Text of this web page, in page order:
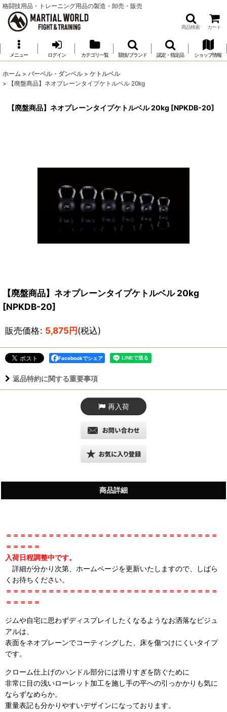
格闘技用品・トレーニング用品の製造・卸売・販売
商品検索 カート
メニュー ログイン カテゴリ一覧 競技/ブランド 認定・指定品 ショップ情報
ホーム > バーベル・ダンベル > ケトルベル
>
【廃盤商品】ネオプレーンタイプケトルベル 20kg
【廃盤商品】ネオプレーンタイプケトルベル 20kg [NPKDB-20]
【廃盤商品】ネオプレーンタイプケトルベル 20kg
[NPKDB-20]
販売価格: 5,875円(税込)
Facebookでシェア
返品特約に関する重要事項
再入荷
商品詳細
＝＝＝＝＝＝＝＝＝＝＝＝＝＝＝＝＝＝＝＝＝＝＝＝＝＝＝＝＝＝
＝＝＝＝＝
入荷日程調整中です。
詳細が分かり次第、ホームページを更新いたしますので、しばら
くお待ちください。
＝＝＝＝＝＝＝＝＝＝＝＝＝＝＝＝＝＝＝＝＝＝＝＝＝＝＝＝＝＝
＝＝＝＝＝
ジムや自宅に思わずディスプレイしたくなるようなお洒落なビジュ
アルは、
表面をネオプレーンでコーティングした、床を傷つけにくいタイプ
です。
クローム仕上げのハンドル部分には滑りすぎを防ぐために
非常に目の浅いローレット加工を施し手の平への引っかかりも気に
ならずなめらか。
重量表記も分かりやすいデザインになっております。